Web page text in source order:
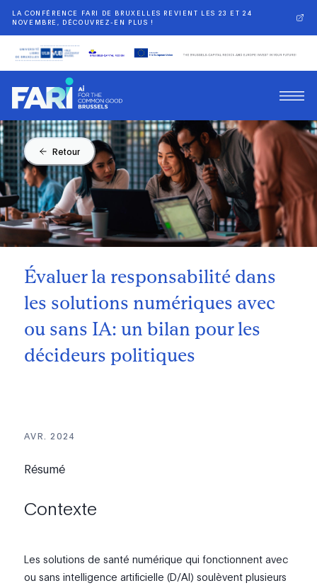
LA CONFÉRENCE FARI DE BRUXELLES REVIENT LES 23 ET 24
NOVEMBRE, DÉCOUVREZ-EN PLUS !
Retour
Évaluer la responsabilité dans
les solutions numériques avec
ou sans IA: un bilan pour les
décideurs politiques
AVR. 2024
Résumé
Contexte
Les solutions de santé numérique qui fonctionnent avec
ou sans intelligence artificielle (D/AI) soulèvent plusieurs